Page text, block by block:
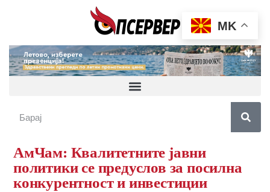
АмЧам: Квалитетните јавни
политики се предуслов за посилна
конкурентност и инвестиции
MK